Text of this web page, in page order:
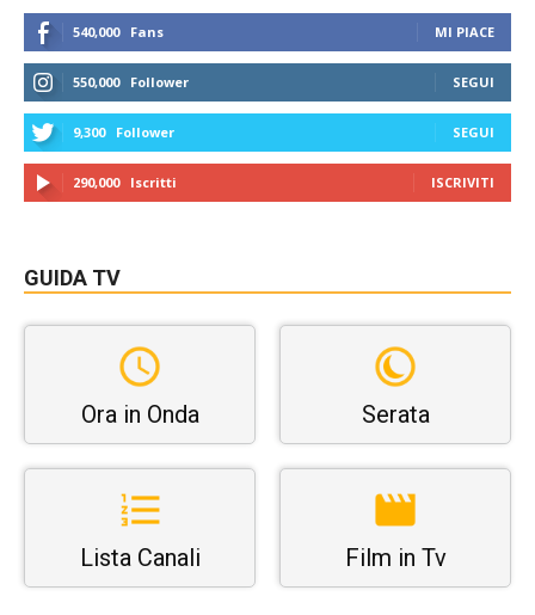
540,000 Fans MI PIACE
550,000 Follower SEGUI
9,300 Follower SEGUI
290,000 Iscritti ISCRIVITI
GUIDA TV
Ora in Onda Serata
Lista Canali Film in Tv